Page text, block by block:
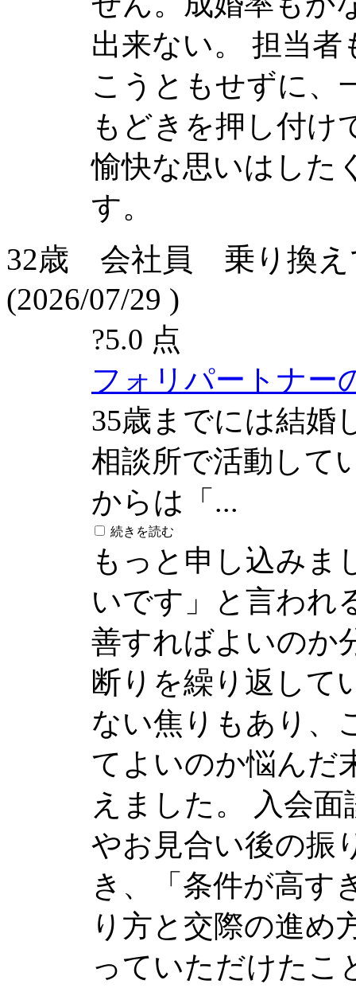
出来ない。 担当
こうともせずに、
もどきを押し付け
愉快な思いはした
す。
32歳 会社員 乗り換え
(2026/07/29 )
?5.0 点
フォリパートナー
35歳までには結婚
相談所で活動して
からは「...
続きを読む
もっと申し込みま
いです」と言われ
善すればよいのか
断りを繰り返して
ない焦りもあり、
てよいのか悩んだ
えました。 入会
やお見合い後の振
き、「条件が高す
り方と交際の進め
っていただけたこ